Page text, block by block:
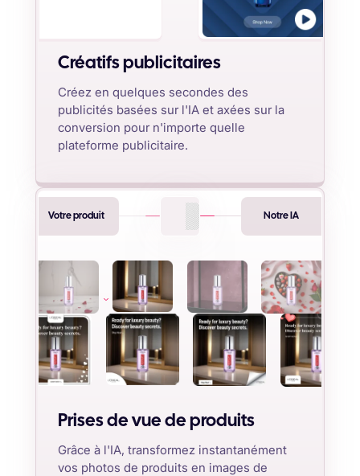
Créatifs publicitaires
Créez en quelques secondes des
publicités basées sur l'IA et axées sur la
conversion pour n'importe quelle
plateforme publicitaire.
Votre produit Notre IA
Prises de vue de produits
Grâce à l'IA, transformez instantanément
vos photos de produits en images de